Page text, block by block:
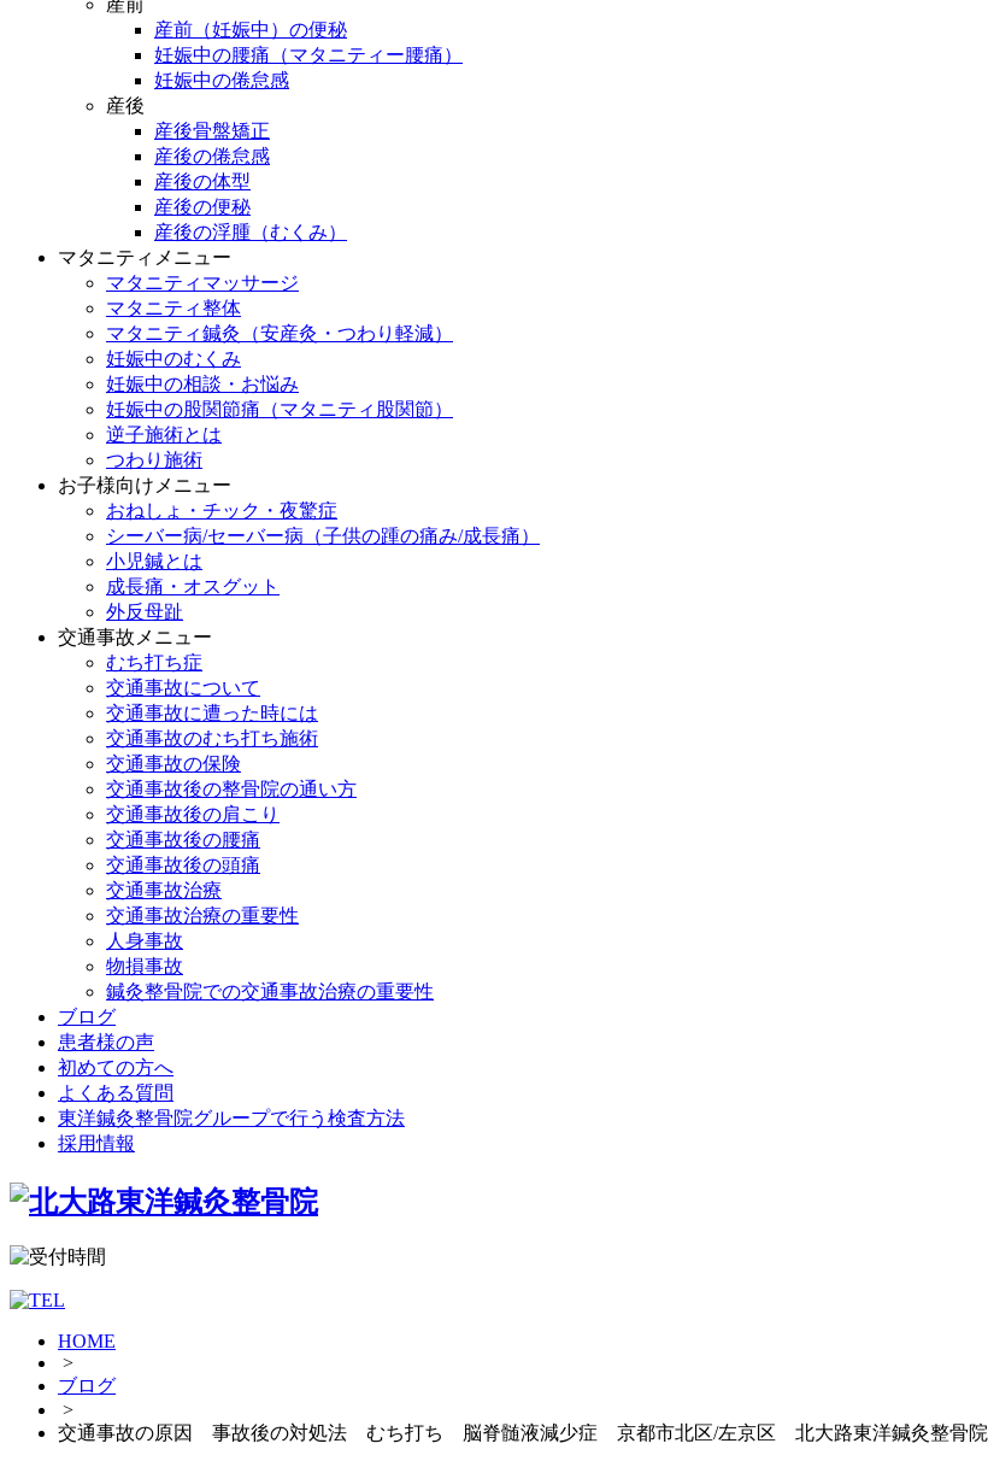
産前
産前（妊娠中）の便秘
妊娠中の腰痛（マタニティー腰痛）
妊娠中の倦怠感
産後
産後骨盤矯正
産後の倦怠感
産後の体型
産後の便秘
産後の浮腫（むくみ）
マタニティメニュー
マタニティマッサージ
マタニティ整体
マタニティ鍼灸（安産灸・つわり軽減）
妊娠中のむくみ
妊娠中の相談・お悩み
妊娠中の股関節痛（マタニティ股関節）
逆子施術とは
つわり施術
お子様向けメニュー
おねしょ・チック・夜驚症
シーバー病/セーバー病（子供の踵の痛み/成長痛）
小児鍼とは
成長痛・オスグット
外反母趾
交通事故メニュー
むち打ち症
交通事故について
交通事故に遭った時には
交通事故のむち打ち施術
交通事故の保険
交通事故後の整骨院の通い方
交通事故後の肩こり
交通事故後の腰痛
交通事故後の頭痛
交通事故治療
交通事故治療の重要性
人身事故
物損事故
鍼灸整骨院での交通事故治療の重要性
ブログ
患者様の声
初めての方へ
よくある質問
東洋鍼灸整骨院グループで行う検査方法
採用情報
HOME
>
ブログ
>
交通事故の原因 事故後の対処法 むち打ち 脳脊髄液減少症 京都市北区/左京区 北大路東洋鍼灸整骨院